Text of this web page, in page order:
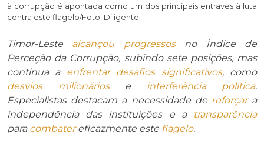
à corrupção é apontada como um dos principais entraves à luta
contra este flagelo/Foto: Diligente
Timor-Leste alcançou progressosno Índice de
Perceção da Corrupção, subindo sete posições, mas
continua a enfrentar desafios significativos, como
desvios milionáriose interferência política.
Especialistas destacam a necessidade de reforçara
independência das instituições e a
transparência
para combatereficazmente este flagelo.